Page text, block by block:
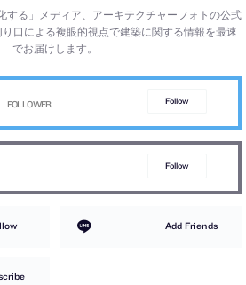
する」メディア、アーキテクチャーフォトの公式
口による複眼的視点で建築に関する情報を最速
でお届けします。
Follow
Follow
Add Friends